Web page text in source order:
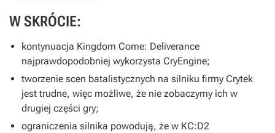
W SKRÓCIE:
kontynuacja Kingdom Come: Deliverance
najprawdopodobniej wykorzysta CryEngine;
tworzenie scen batalistycznych na silniku firmy Crytek
jest trudne, więc możliwe, że nie zobaczymy ich w
drugiej części gry;
ograniczenia silnika powodują, że w KC:D2